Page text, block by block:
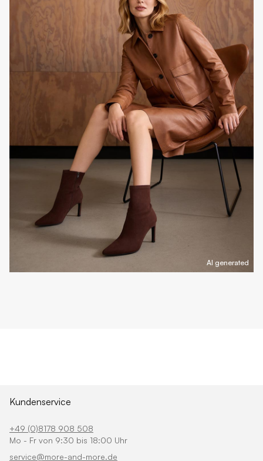
AI generated
Kundenservice
+49 (0)8178 908 508
Mo - Fr von 9:30 bis 18:00 Uhr
service@more-and-more.de